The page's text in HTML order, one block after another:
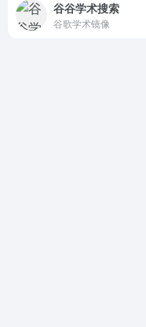
谷谷学术搜索
谷歌学术镜像